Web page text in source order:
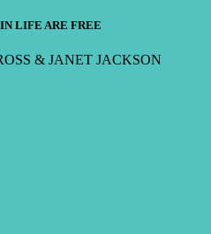
LIFE ARE FREE
& JANET JACKSON